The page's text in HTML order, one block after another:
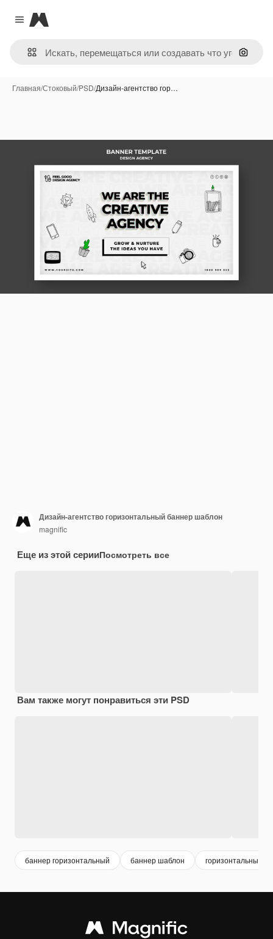
Close menu
Magnific
Поиск
Главная/Стоковый/PSD/Дизайн-агентство гор…
Дизайн-агентство горизонтальный баннер шаблон
magnific
Еще из этой серииПосмотреть все
Вам также могут понравиться эти PSD
баннер горизонтальный баннер шаблон горизонтальный